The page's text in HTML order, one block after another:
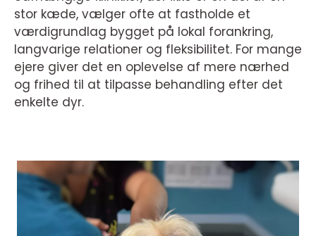
stor kæde, vælger ofte at fastholde et
værdigrundlag bygget på lokal forankring,
langvarige relationer og fleksibilitet. For mange
ejere giver det en oplevelse af mere nærhed
og frihed til at tilpasse behandling efter det
enkelte dyr.